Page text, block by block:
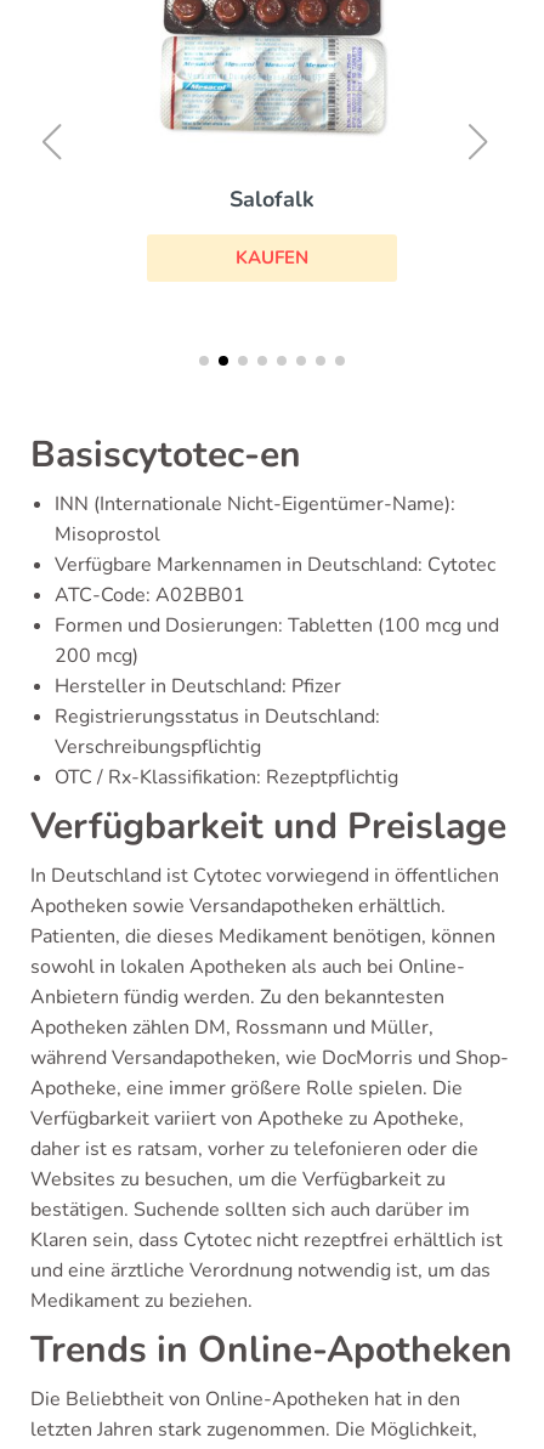
Salofalk
KAUFEN
Basiscytotec-en
INN (Internationale Nicht-Eigentümer-Name):
Misoprostol
Verfügbare Markennamen in Deutschland: Cytotec
ATC-Code: A02BB01
Formen und Dosierungen: Tabletten (100 mcg und
200 mcg)
Hersteller in Deutschland: Pfizer
Registrierungsstatus in Deutschland:
Verschreibungspflichtig
OTC / Rx-Klassifikation: Rezeptpflichtig
Verfügbarkeit und Preislage
In Deutschland ist Cytotec vorwiegend in öffentlichen
Apotheken sowie Versandapotheken erhältlich.
Patienten, die dieses Medikament benötigen, können
sowohl in lokalen Apotheken als auch bei Online-
Anbietern fündig werden. Zu den bekanntesten
Apotheken zählen DM, Rossmann und Müller,
während Versandapotheken, wie DocMorris und Shop-
Apotheke, eine immer größere Rolle spielen. Die
Verfügbarkeit variiert von Apotheke zu Apotheke,
daher ist es ratsam, vorher zu telefonieren oder die
Websites zu besuchen, um die Verfügbarkeit zu
bestätigen. Suchende sollten sich auch darüber im
Klaren sein, dass Cytotec nicht rezeptfrei erhältlich ist
und eine ärztliche Verordnung notwendig ist, um das
Medikament zu beziehen.
Trends in Online-Apotheken
Die Beliebtheit von Online-Apotheken hat in den
letzten Jahren stark zugenommen. Die Möglichkeit,